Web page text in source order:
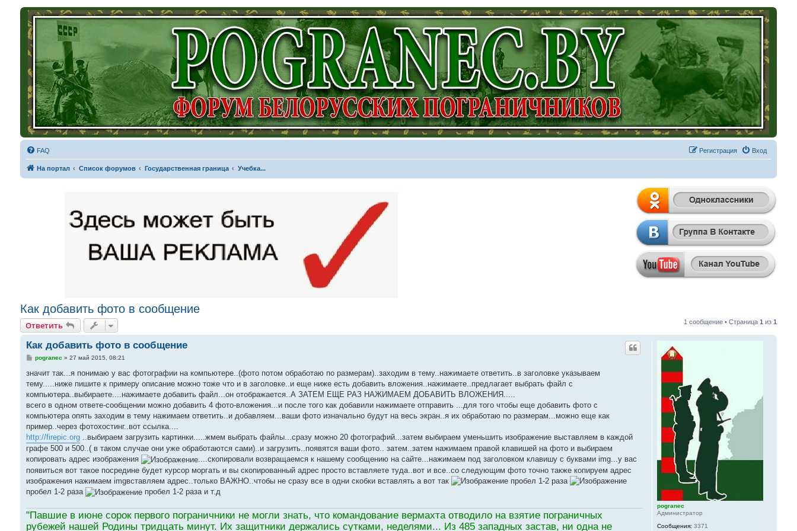
FAQ Вход
Регистрация
На портал Список форумов Государственная граница Учебка...
Как добавить фото в сообщение
Ответить 1 сообщение • Страница1 из1
pogranec
Администратор
Сообщения: 3371
Как добавить фото в сообщение
С
о
щ
е
и
е
pogranec »27 май 2015, 08:21
значит так...я понимаю у вас фотографии на компьютере..(фото потом обработаю по размерам)..заходим в тему..нажимаете ответить..в заголовке указываем
тему.....ниже пишите к примеру описание можно тоже что и в заголовке..и еще ниже есть добавить вложения..нажимаете..предлагает выбрать файл с
компьютера..выбираете....нажимаете добавить файл...он отображается..А ЗАТЕМ ЕЩЕ РАЗ НАЖИМАЕМ ДОБАВИТЬ ВЛОЖЕНИЯ.....
всего в одном ответе-сообщении можно добавить 4 фото-вложения...и после того как добавили нажимаете отправить ...для того чтобы еще добавить фото с
компьютера опять заходим в тему нажимаем ответить..и добавляем...ваши фото изначально будут на весь экран..я их обработаю по размерам...можно еще как
пример..через фотохостинг..вот ссылка....
http://firepic.org..выбираем загрузить картинки.....жмем выбрать файлы...сразу можно 20 фотографий...затем выбираем уменьшить изображение выставляем в каждой
графе 500 и 500..( в таком случае они уже обработаются сами)..и загрузить..появятся ваши фото.. затем..затем нажимаем правой клавишей на фото и выбираем
копировать адрес изображения
....скопировали возвращаемся к нашему сообщению на сайте...нажимаем под заголовком клавишу с буквами img...у вас
появиться вот такое посредине будет курсор моргать и вы скопированный адрес просто вставляете туда..вот и все..со следующим фото точно также копируем адрес
изображения нажимаем imgвставляем адрес..только ВАЖНО..чтобы не сразу все в одни скобки вставлять а вот так
пробел 1-2 раза
пробел 1-2 раза
пробел 1-2 раза и т.д
"Павшие в июне сорок первого пограничники не могли знать, что командование вермахта отводило на взятие пограничных
рубежей нашей Родины тридцать минут. Их защитники держались сутками, неделями... Из 485 западных застав, ни одна не